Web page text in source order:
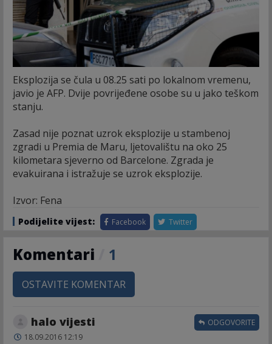
Eksplozija se čula u 08.25 sati po lokalnom vremenu,
javio je AFP. Dvije povrijeđene osobe su u jako teškom
stanju.
Zasad nije poznat uzrok eksplozije u stambenoj
zgradi u Premia de Maru, ljetovalištu na oko 25
kilometara sjeverno od Barcelone. Zgrada je
evakuirana i istražuje se uzrok eksplozije.
Izvor: Fena
Podijelite vijest: Facebook Twitter
Komentari 1
OSTAVITE KOMENTAR
halo vijesti
18.09.2016 12:19
ODGOVORITE